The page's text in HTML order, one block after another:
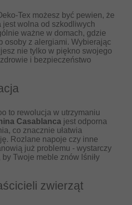
Tex możesz być pewien, że
jest wolna od szkodliwych
ważne w domach, gdzie
osoby z alergiami. Wybierając
nie tylko w piękno swojego
i bezpieczeństwo
to rewolucja w utrzymaniu
Casablanca jest odporna
co znacznie ułatwia
Rozlane napoje czy inne
już problemu - wystarczy
Twoje meble znów lśniły
zwierząt